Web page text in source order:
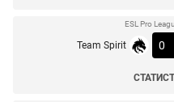
ESL Pro
Team Spirit 0